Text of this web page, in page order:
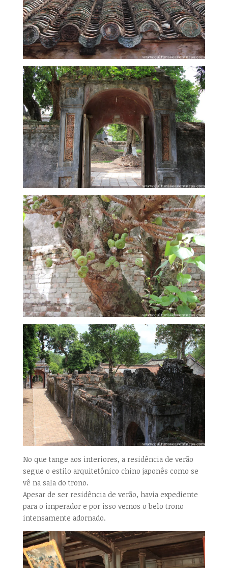
No que tange aos interiores, a residência de verão
segue o estilo arquitetônico chino japonês como se
vê na sala do trono.
Apesar de ser residência de verão, havia expediente
para o imperador e por isso vemos o belo trono
intensamente adornado.